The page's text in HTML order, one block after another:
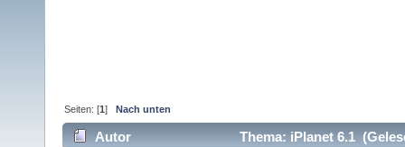
Seiten: [1]Nach unten
Autor Thema: iPlanet 6.1